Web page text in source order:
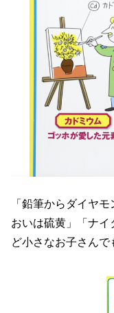
「鉛筆からダイヤ
おいは硫黄」「ナ
ど小さなお子さんで